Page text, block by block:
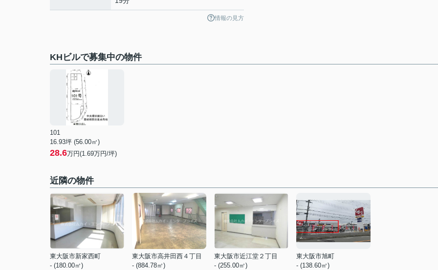
情報の見方
KHビルで募集中の物件
101
16.93坪 (56.00㎡)
28.6万円(1.69万円/坪)
近隣の物件
東大阪市新家西町
- (180.00㎡)
東大阪市高井田西４丁目
- (884.78㎡)
東大阪市近江堂２丁目
- (255.00㎡)
東大阪市旭町
- (138.60㎡)